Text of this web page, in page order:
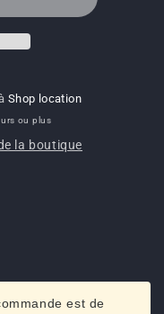
BOLT.
GALVANIZED
3in
Shop location
ou plus
la boutique
est de